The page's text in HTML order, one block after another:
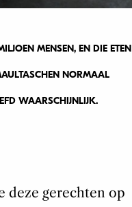
MENSEN, EN DIE ETEN
NORMAAL
WAARSCHIJNLIJK.
deze gerechten op